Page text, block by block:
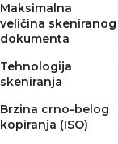
Maksimalna
veličina skeniranog
dokumenta
Tehnologija
skeniranja
Brzina crno-belog
kopiranja (ISO)